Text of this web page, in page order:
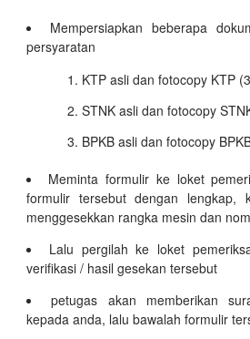
Mempersiapkan beberapa
persyaratan
KTP asli dan fotocopy KTP
STNK asli dan fotocopy
BPKB asli dan fotocopy
Meminta formulir ke loket
formulir tersebut dengan lengkap,
menggesekkan rangka mesin dan
Lalu pergilah ke loket
verifikasi / hasil gesekan tersebut
petugas akan memberikan
kepada anda, lalu bawalah formulir